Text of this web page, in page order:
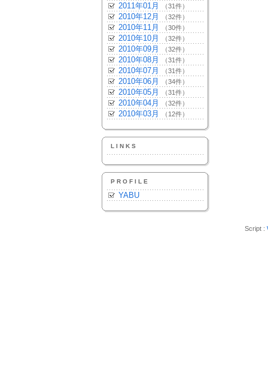
2011年01月 （31件）
2010年12月 （32件）
2010年11月 （30件）
2010年10月 （32件）
2010年09月 （32件）
2010年08月 （31件）
2010年07月 （31件）
2010年06月 （34件）
2010年05月 （31件）
2010年04月 （32件）
2010年03月 （12件）
LINKS
PROFILE
YABU
Script :